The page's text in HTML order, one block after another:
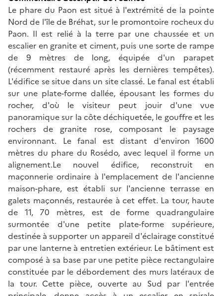
Le phare du Paon est situé à l'extrémité de la pointe
Nord de l'île de Bréhat, sur le promontoire rocheux du
Paon. Il est relié à la terre par une chaussée et un
escalier en granite et ciment, puis une sorte de rampe
de 9 mètres de long, équipée d'un parapet
(récemment restauré après les dernières tempêtes).
L'édifice se situe dans un site classé. Le fanal est établi
sur une plate-forme dallée, épousant les formes du
rocher, d'où le visiteur peut jouir d'une vue
panoramique sur la côte déchiquetée, le gouffre et les
rochers de granite rose, composant le paysage
environnant. Le fanal est distant d'environ 1600
mètres du phare du Rosédo, avec lequel il forme un
alignement.Le nouvel édifice, reconstruit en
maçonnerie ordinaire à l'emplacement de l'ancienne
maison-phare, est établi sur l'ancienne terrasse en
galets maçonnés, restaurée à cet effet. La tour, haute
de 11, 70 mètres, est de forme quadrangulaire
surmontée d'une petite plate-forme supérieure,
destinée à supporter un appareil d'éclairage constitué
par une lanterne à entretien extérieur. Le bâtiment est
composé à sa base par une petite pièce rectangulaire
constituée par le débordement des murs latéraux de
la tour. Cette pièce, ouverte au Sud par l'entrée